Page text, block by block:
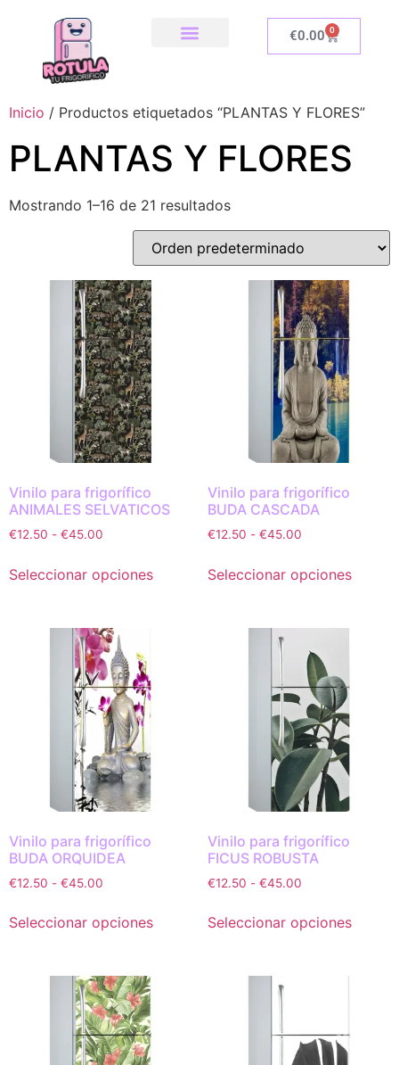
€0.00 0
Inicio / Productos etiquetados “PLANTAS Y FLORES”
PLANTAS Y FLORES
Mostrando 1–16 de 21 resultados
Vinilo para frigorífico
ANIMALES SELVATICOS
€12.50 - €45.00
Seleccionar opciones
Vinilo para frigorífico
BUDA CASCADA
€12.50 - €45.00
Seleccionar opciones
Vinilo para frigorífico
BUDA ORQUIDEA
€12.50 - €45.00
Seleccionar opciones
Vinilo para frigorífico
FICUS ROBUSTA
€12.50 - €45.00
Seleccionar opciones